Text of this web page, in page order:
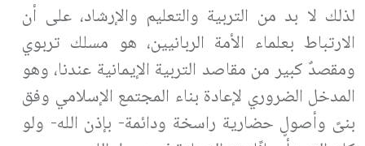
لذلك لا بد من التربية والتعليم والإرشاد، على أن
الارتباط بعلماء الأمة الربانيين، هو مسلك تربوي
ومقصدٌ كبير من مقاصد التربية الإيمانية عندنا، وهو
المدخل الضروري لإعادة بناء المجتمع الإسلامي وفق
بنىً وأصولٍ حضارية راسخة ودائمة- بإذن الله- ولو